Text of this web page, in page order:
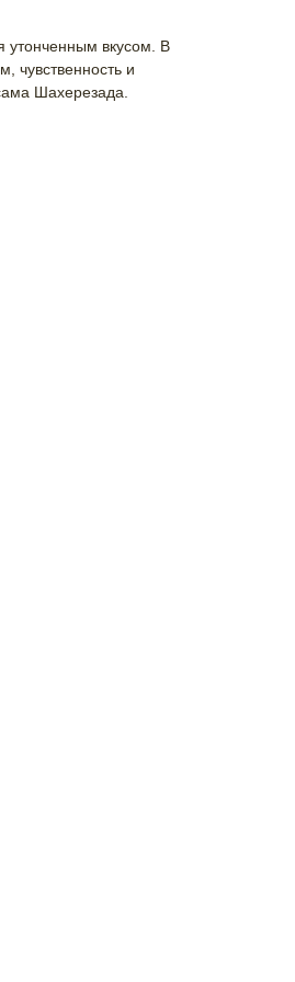
утонченным вкусом. В
чувственность и
Шахерезада.